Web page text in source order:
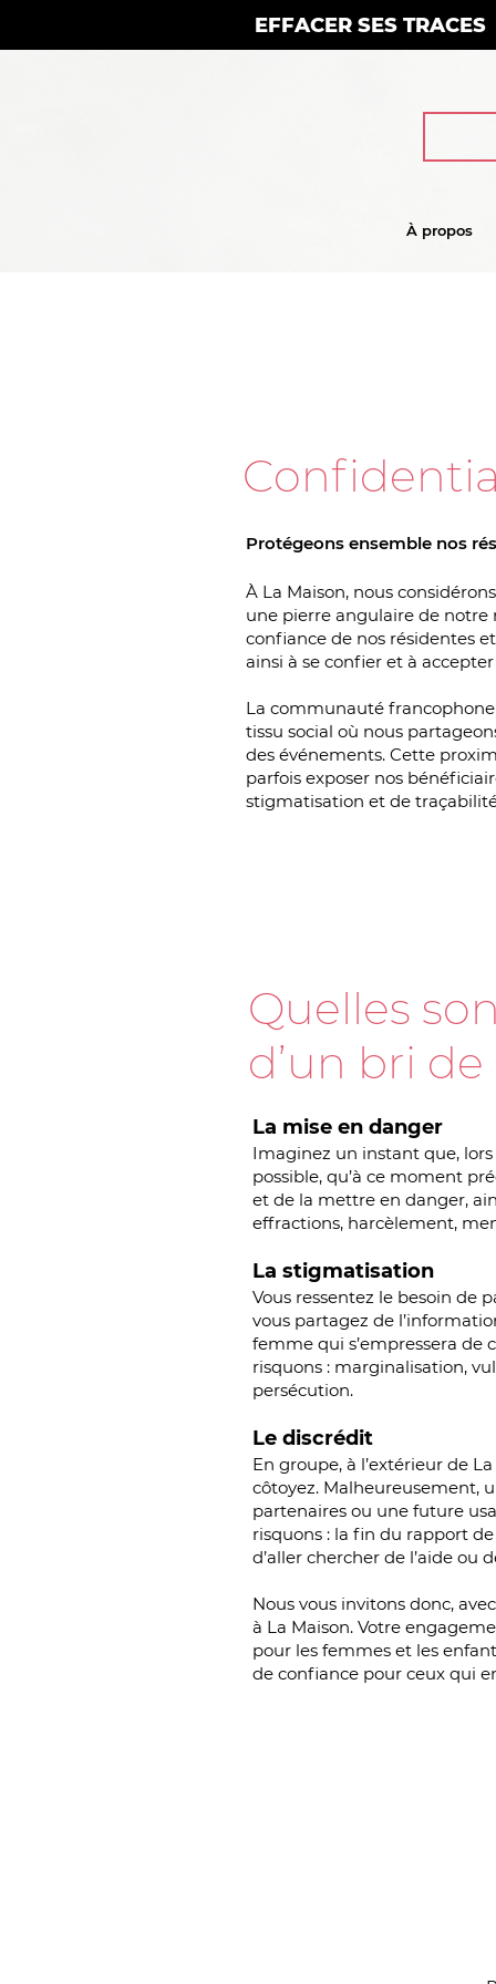
EFFACER SES TRACES
À propos
Protégeons ensemble nos
À La Maison, nous
une pierre angulaire de notre
confiance de nos résidentes
ainsi à se confier et à
La communauté
tissu social où nous
des événements. Cette
parfois exposer nos
stigmatisation et de
Quelles
d’un bri
La mise en danger
Imaginez un instant que, lors
possible, qu’à ce moment
et de la mettre en danger,
effractions, harcèlement,
La stigmatisation
Vous ressentez le besoin de
vous partagez de
femme qui s’empressera de
risquons : marginalisation,
persécution.
Le discrédit
En groupe, à l’extérieur de
côtoyez. Malheureusement,
partenaires ou une future
risquons : la fin du rapport
d’aller chercher de l’aide ou
Nous vous invitons donc,
à La Maison. Votre
pour les femmes et les
de confiance pour ceux qui